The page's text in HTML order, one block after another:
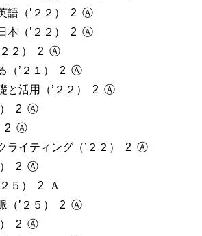
語（’２２） 2 Ⓐ
本（’２２） 2 Ⓐ
２２） 2 Ⓐ
（’２１） 2 Ⓐ
と活用（’２２） 2 Ⓐ
） 2 Ⓐ
2 Ⓐ
ライティング（’２２） 2 Ⓐ
） 2 Ⓐ
５） 2 Ａ
（’２５） 2 Ⓐ
） 2 Ⓐ